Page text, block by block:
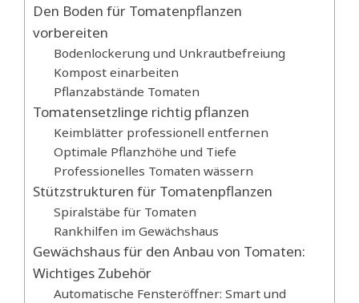
Den Boden für Tomatenpflanzen
vorbereiten
Bodenlockerung und Unkrautbefreiung
Kompost einarbeiten
Pflanzabstände Tomaten
Tomatensetzlinge richtig pflanzen
Keimblätter professionell entfernen
Optimale Pflanzhöhe und Tiefe
Professionelles Tomaten wässern
Stützstrukturen für Tomatenpflanzen
Spiralstäbe für Tomaten
Rankhilfen im Gewächshaus
Gewächshaus für den Anbau von Tomaten:
Wichtiges Zubehör
Automatische Fensteröffner: Smart und